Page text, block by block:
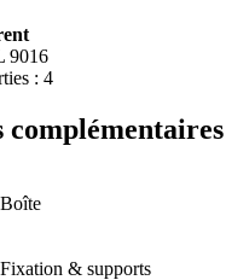
9016
: 4
Boîte
Fixation & supports